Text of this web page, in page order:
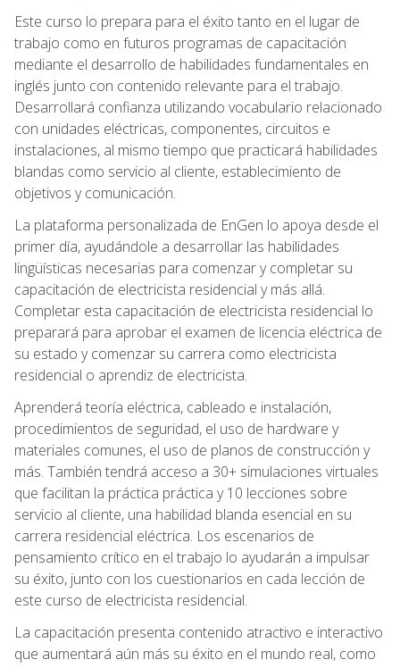
Este curso lo prepara para el éxito tanto en el lugar de
trabajo como en futuros programas de capacitación
mediante el desarrollo de habilidades fundamentales en
inglés junto con contenido relevante para el trabajo.
Desarrollará confianza utilizando vocabulario relacionado
con unidades eléctricas, componentes, circuitos e
instalaciones, al mismo tiempo que practicará habilidades
blandas como servicio al cliente, establecimiento de
objetivos y comunicación.
La plataforma personalizada de EnGen lo apoya desde el
primer día, ayudándole a desarrollar las habilidades
lingüísticas necesarias para comenzar y completar su
capacitación de electricista residencial y más allá.
Completar esta capacitación de electricista residencial lo
preparará para aprobar el examen de licencia eléctrica de
su estado y comenzar su carrera como electricista
residencial o aprendiz de electricista.
Aprenderá teoría eléctrica, cableado e instalación,
procedimientos de seguridad, el uso de hardware y
materiales comunes, el uso de planos de construcción y
más. También tendrá acceso a 30+ simulaciones virtuales
que facilitan la práctica práctica y 10 lecciones sobre
servicio al cliente, una habilidad blanda esencial en su
carrera residencial eléctrica. Los escenarios de
pensamiento crítico en el trabajo lo ayudarán a impulsar
su éxito, junto con los cuestionarios en cada lección de
este curso de electricista residencial.
La capacitación presenta contenido atractivo e interactivo
que aumentará aún más su éxito en el mundo real, como